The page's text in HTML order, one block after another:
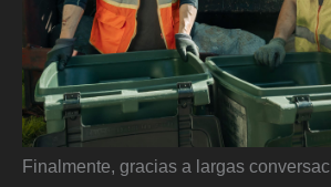
Finalmente, gracias a largas